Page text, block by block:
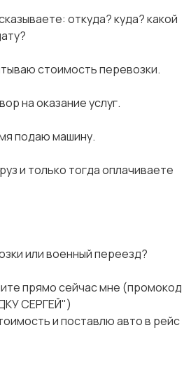
откуда? куда? какой
стоимость перевозки.
на оказание услуг.
подаю машину.
и только тогда оплачиваете
или военный переезд?
прямо сейчас мне (промокод
СЕРГЕЙ")
и поставлю авто в рейс